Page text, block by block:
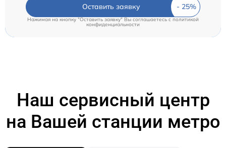
Оставить заявку
Нажимая на кнопку "Оставить заявку" Вы соглашаетесь c политикой
конфиденциальности
Наш сервисный центр
на Вашей станции метро